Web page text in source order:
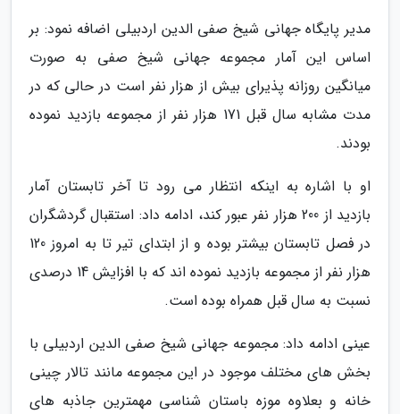
مدیر پایگاه جهانی شیخ صفی الدین اردبیلی اضافه نمود: بر
اساس این آمار مجموعه جهانی شیخ صفی به صورت
میانگین روزانه پذیرای بیش از هزار نفر است در حالی که در
مدت مشابه سال قبل 171 هزار نفر از مجموعه بازدید نموده
بودند.
او با اشاره به اینکه انتظار می رود تا آخر تابستان آمار
بازدید از 200 هزار نفر عبور کند، ادامه داد: استقبال گردشگران
در فصل تابستان بیشتر بوده و از ابتدای تیر تا به امروز 120
هزار نفر از مجموعه بازدید نموده اند که با افزایش 14 درصدی
نسبت به سال قبل همراه بوده است.
عینی ادامه داد: مجموعه جهانی شیخ صفی الدین اردبیلی با
بخش های مختلف موجود در این مجموعه مانند تالار چینی
خانه و بعلاوه موزه باستان شناسی مهمترین جاذبه های